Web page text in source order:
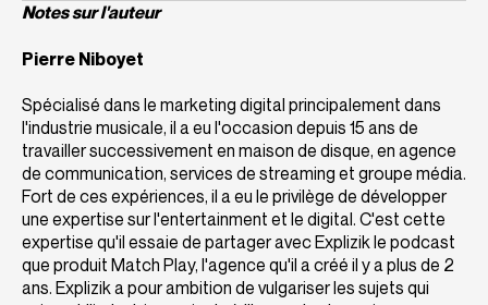
Notes sur l'auteur
Pierre Niboyet
Spécialisé dans le marketing digital principalement dans
l'industrie musicale, il a eu l'occasion depuis 15 ans de
travailler successivement en maison de disque, en agence
de communication, services de streaming et groupe média.
Fort de ces expériences, il a eu le privilège de développer
une expertise sur l'entertainment et le digital. C'est cette
expertise qu'il essaie de partager avec Explizik le podcast
que produit Match Play, l'agence qu'il a créé il y a plus de 2
ans. Explizik a pour ambition de vulgariser les sujets qui